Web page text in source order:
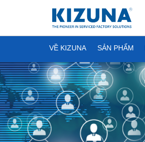
VỀ KIZUNA SẢN PHẨM